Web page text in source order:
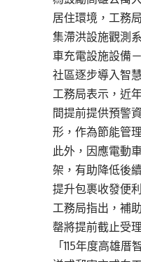
居住環境，工務
集滯洪設施觀測
車充電設施設備
社區逐步導入智
工務局表示，近
間提前提供預警
形，作為節能管
此外，因應電動
架，有助降低後
提升包裹收發便
工務局指出，補
罄將提前截止受
「115年度高雄